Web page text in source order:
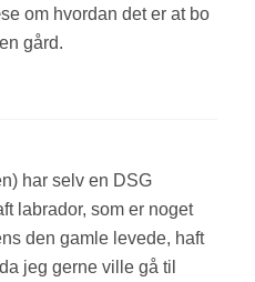
om hvordan det er at bo
gård.
har selv en DSG
labrador, som er noget
den gamle levede, haft
jeg gerne ville gå til